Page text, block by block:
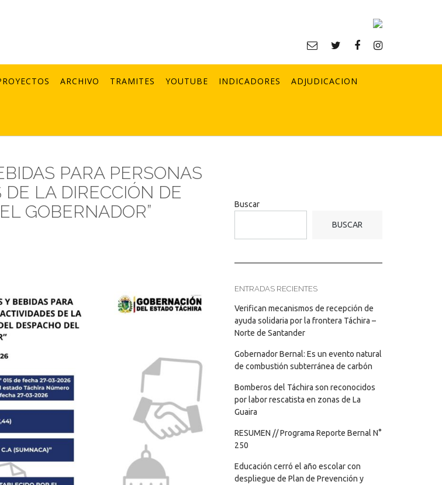
ARCHIVO TRAMITES YOUTUBE INDICADORES ADJUDICACION
PARA PERSONAS
LA DIRECCIÓN DE
GOBERNADOR”
Buscar
BUSCAR
ENTRADAS RECIENTES
Verifican mecanismos de recepción de
ayuda solidaria por la frontera Táchira –
Norte de Santander
Gobernador Bernal: Es un evento natural
de combustión subterránea de carbón
Bomberos del Táchira son reconocidos
por labor rescatista en zonas de La
Guaira
RESUMEN // Programa Reporte Bernal N°
250
Educación cerró el año escolar con
despliegue de Plan de Prevención y